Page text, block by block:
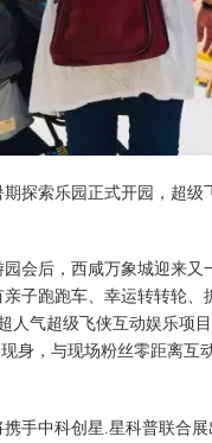
探索乐园正式开园，超级
会后，西咸万象城迎来又
亲子跑跑车、幸运转转轮、
人气超级飞侠互动娱乐项
身，与现场粉丝零距离互动
手中科创星 星科普联合